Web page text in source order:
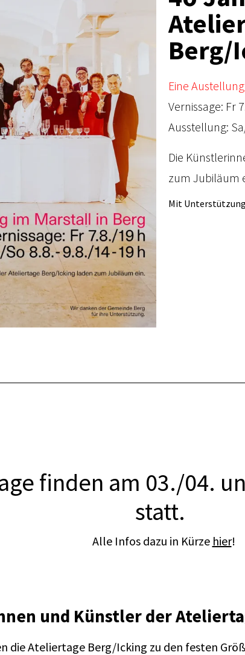
Berg/
Eine
Vernissage: Fr
Ausstellung:
Die
zum Jubiläum
Mit
finden am 03./04.
statt.
Alle Infos dazu in Kürze hier!
und Künstler der
die Ateliertage Berg/Icking zu den festen